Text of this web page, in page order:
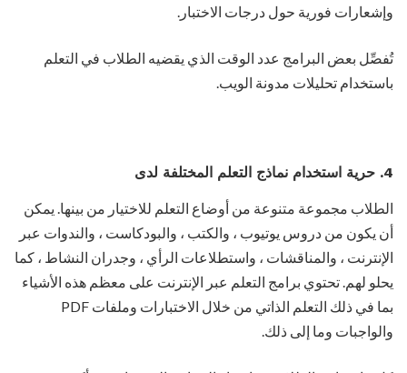
وإشعارات فورية حول درجات الاختبار.
تُفصِّل بعض البرامج عدد الوقت الذي يقضيه الطلاب في التعلم
باستخدام تحليلات مدونة الويب.
4. حرية استخدام نماذج التعلم المختلفة لدى
الطلاب مجموعة متنوعة من أوضاع التعلم للاختيار من بينها. يمكن
أن يكون من دروس يوتيوب ، والكتب ، والبودكاست ، والندوات عبر
الإنترنت ، والمناقشات ، واستطلاعات الرأي ، وجدران النشاط ، كما
يحلو لهم. تحتوي برامج التعلم عبر الإنترنت على معظم هذه الأشياء
بما في ذلك التعلم الذاتي من خلال الاختبارات وملفات PDF
والواجبات وما إلى ذلك.